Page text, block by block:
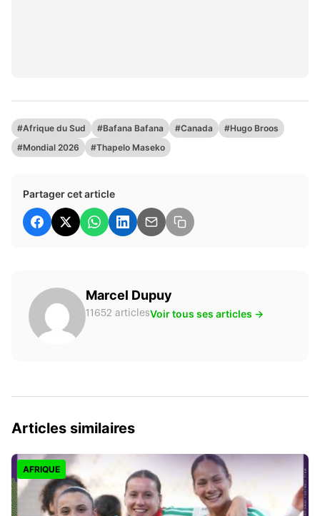
#Afrique du Sud #Bafana Bafana #Canada
#Hugo Broos
#Mondial 2026
#Thapelo Maseko
Partager cet article
Marcel Dupuy
11652 articlesVoir tous ses articles →
Articles similaires
AFRIQUE